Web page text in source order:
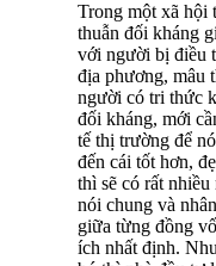
Trong một xã hội
thuẫn đối kháng
với người bị điều
địa phương, mâu
người có tri thức
đối kháng, mới
tế thị trường để
đến cái tốt hơn,
thì sẽ có rất
nói chung và
giữa từng đồng
ích nhất định.